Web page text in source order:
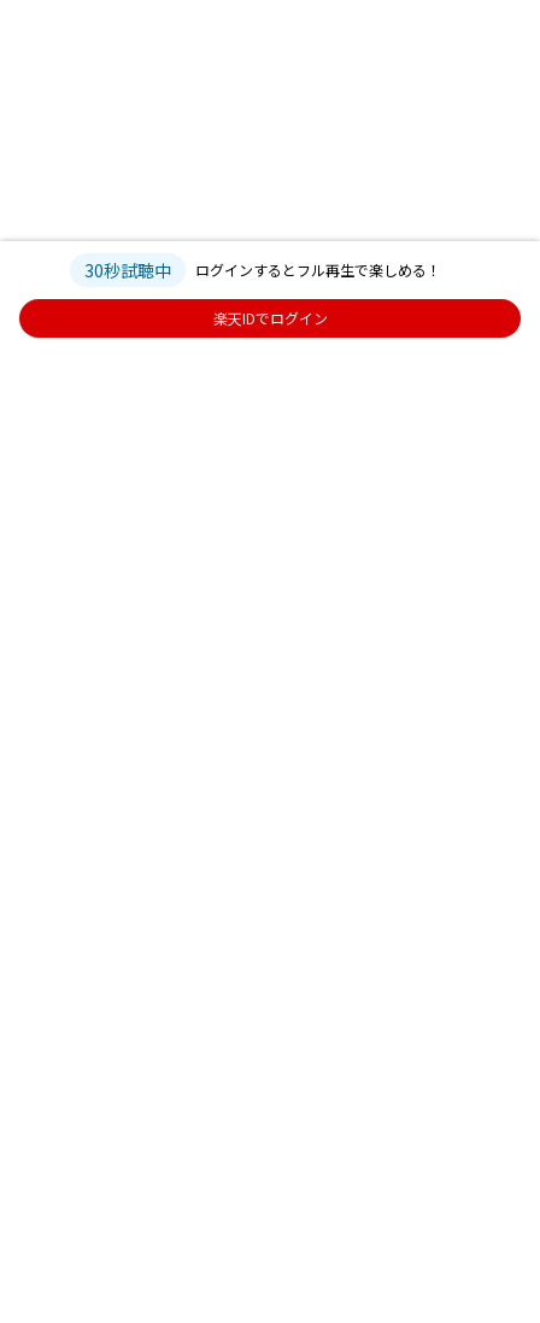
30秒試聴中 ログインするとフル再生で楽しめる！
楽天IDでログイン